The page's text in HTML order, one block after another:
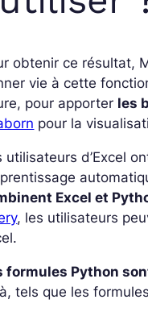
obtenir ce résultat,
vie à cette
pour apporter les
pour la
utilisateurs d’Excel
Excel et
, les utilisateurs
formules Python
tels que les